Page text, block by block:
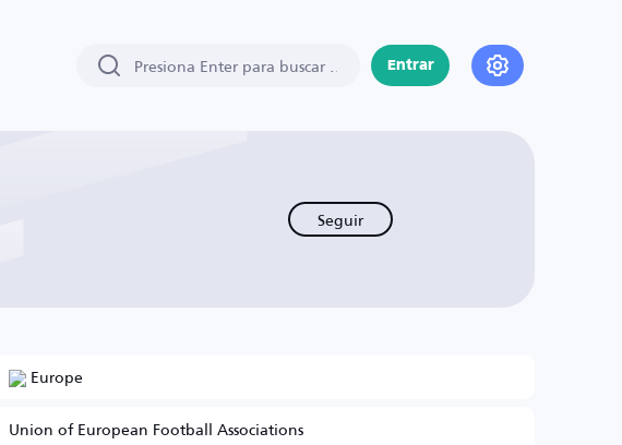
Entrar
Seguir
Europe
Union of European Football Associations